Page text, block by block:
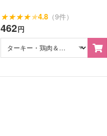
★★★★★4.8 （9件）
462円